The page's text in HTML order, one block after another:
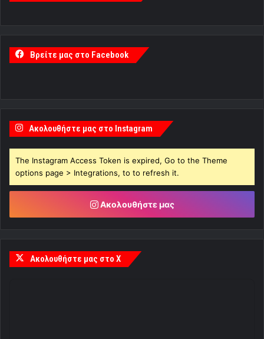
Βρείτε μας στο Facebook
Ακολουθήστε μας στο Instagram
The Instagram Access Token is expired, Go to the Theme
options page > Integrations, to to refresh it.
Ακολουθήστε μας
Ακολουθήστε μας στο X